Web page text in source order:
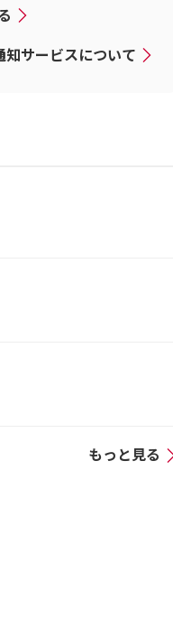
サービスについて
もっと見る